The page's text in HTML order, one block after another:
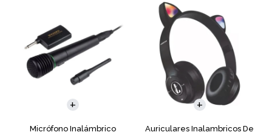
Micrófono Inalámbrico
Auriculares Inalambricos De